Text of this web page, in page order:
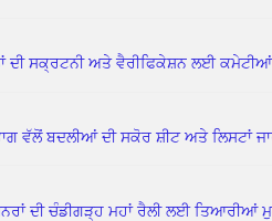
ਦੀ ਸਕ੍ਰਟਨੀ ਅਤੇ ਵੈਰੀਫਿਕੇਸ਼ਨ ਲਈ
ਵੱਲੋਂ ਬਦਲੀਆਂ ਦੀ ਸਕੋਰ ਸ਼ੀਟ ਅਤੇ ਲਿਸਟਾਂ
ਦੀ ਚੰਡੀਗੜ੍ਹ ਮਹਾਂ ਰੈਲੀ ਲਈ ਤਿਆਰੀਆਂ